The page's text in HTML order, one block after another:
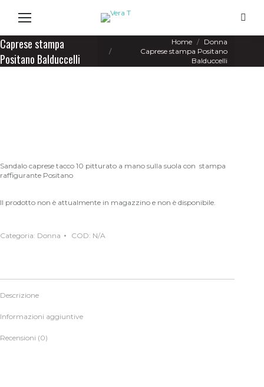
Search:
Caprese stampa
Positano Balduccelli
Home
Donna
Caprese stampa Positano
Balduccelli
Sandalo caprese tacco 10 pitturato a mano sulla suola con stampa
raffigurante Positano
Il prodotto non è attualmente in magazzino e non è disponibile.
Categoria: Donna COD: N/A
Descrizione
Informazioni aggiuntive
Recensioni (0)